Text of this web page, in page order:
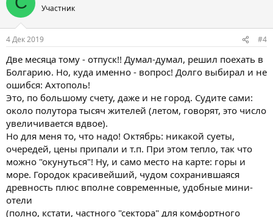
Участник
4 Дек 2019 #4
Две месяца тому - отпуск!! Думал-думал, решил поехать в
Болгарию. Но, куда именно - вопрос! Долго выбирал и не
ошибся: Ахтополь!
Это, по большому счету, даже и не город. Судите сами:
около полутора тысяч жителей (летом, говорят, это число
увеличивается вдвое).
Но для меня то, что надо! Октябрь: никакой суеты,
очередей, цены припали и т.п. При этом тепло, так что
можно "окунуться"! Ну, и само место на карте: горы и
море. Городок красивейший, чудом сохранившаяся
древность плюс вполне современные, удобные мини-
отели
(полно, кстати, частного "сектора" для комфортного